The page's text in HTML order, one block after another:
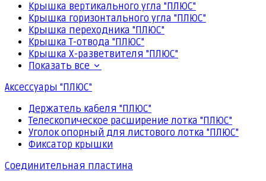
Крышка вертикального угла "ПЛЮС"
Крышка горизонтального угла "ПЛЮС"
Крышка переходника "ПЛЮС"
Крышка Т-отвода "ПЛЮС"
Крышка Х-разветвителя "ПЛЮС"
Показать все
Аксессуары "ПЛЮС"
Держатель кабеля "ПЛЮС"
Телескопическое расширение лотка "ПЛЮС"
Уголок опорный для листового лотка "ПЛЮС"
Фиксатор крышки
Соединительная пластина